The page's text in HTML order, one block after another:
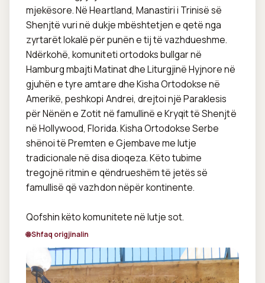
mjekësore. Në Heartland, Manastiri i Trinisë së
Shenjtë vuri në dukje mbështetjen e qetë nga
zyrtarët lokalë për punën e tij të vazhdueshme.
Ndërkohë, komuniteti ortodoks bullgar në
Hamburg mbajti Matinat dhe Liturgjinë Hyjnore në
gjuhën e tyre amtare dhe Kisha Ortodokse në
Amerikë, peshkopi Andrei, drejtoi një Paraklesis
për Nënën e Zotit në famullinë e Kryqit të Shenjtë
në Hollywood, Florida. Kisha Ortodokse Serbe
shënoi të Premten e Gjembave me lutje
tradicionale në disa dioqeza. Këto tubime
tregojnë ritmin e qëndrueshëm të jetës së
famullisë që vazhdon nëpër kontinente.
Qofshin këto komunitete në lutje sot.
🌐 Shfaq origjinalin